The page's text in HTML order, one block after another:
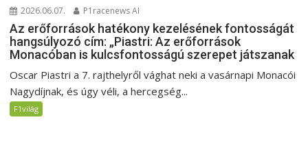
2026.06.07. P1racenews AI
Az erőforrások hatékony kezelésének fontosságát
hangsúlyozó cím: „Piastri: Az erőforrások
Monacóban is kulcsfontosságú szerepet játszanak
Oscar Piastri a 7. rajthelyről vághat neki a vasárnapi Monacói
Nagydíjnak, és úgy véli, a hercegség...
F1világ